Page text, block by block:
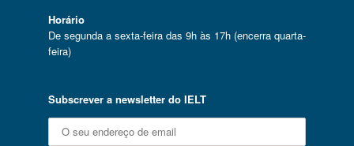
Horário
De segunda a sexta-feira das 9h às 17h (encerra quarta-
feira)
Subscrever a newsletter do IELT